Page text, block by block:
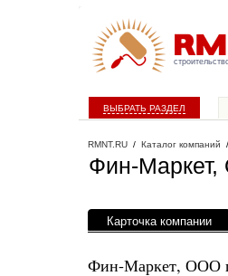
ВЫБРАТЬ РАЗДЕЛ
RMNT.RU / Каталог компаний
Фин-
Карточка компании
Фин-Маркет, ООО